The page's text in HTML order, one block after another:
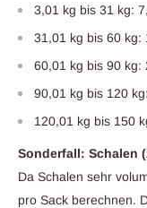
3,01 kg bis 31 kg:
31,01 kg bis 60 kg:
60,01 kg bis 90 kg:
90,01 kg bis 120
120,01 kg bis 150
Sonderfall: Schalen
Da Schalen sehr
pro Sack berechnen.